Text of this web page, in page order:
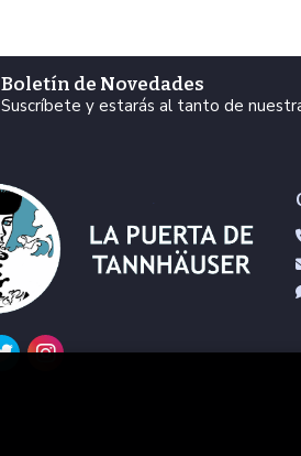
Boletín de Novedades
Suscríbete y estarás al tanto de